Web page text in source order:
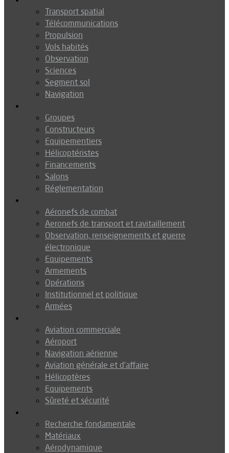
Transport spatial
Télécommunications
Propulsion
Vols habités
Observation
Sciences
Segment sol
Navigation
Groupes
Constructeurs
Equipementiers
Hélicoptéristes
Financements
Salons
Réglementation
Aéronefs de combat
Aeronefs de transport et ravitaillement
Observation, renseignements et guerre
électronique
Equipements
Armements
Opérations
Institutionnel et politique
Armées
Aviation commerciale
Aéroport
Navigation aérienne
Aviation générale et d’affaire
Hélicoptères
Equipements
Sûreté et sécurité
Recherche fondamentale
Matériaux
Aérodynamique